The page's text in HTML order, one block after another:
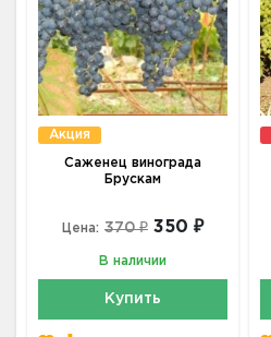
Акция
Саженец винограда
Брускам
Цена: 370 ₽ 350 ₽
В наличии
Купить